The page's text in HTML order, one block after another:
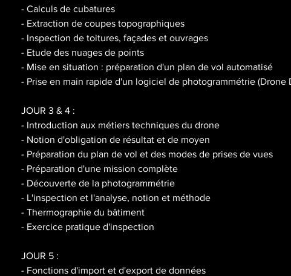
0
2
- Calculs de cubatures
- Extraction de coupes topographiques
- Inspection de toitures, façades et ouvrages
- Etude des nuages de points
- Mise en situation : préparation d'un plan de vol automatisé
- Prise en main rapide d'un logiciel de photogrammétrie (Drone
JOUR 3 & 4 :
- Introduction aux métiers techniques du drone
- Notion d'obligation de résultat et de moyen
- Préparation du plan de vol et des modes de prises de vues
- Préparation d'une mission complète
- Découverte de la photogrammétrie
- L'inspection et l'analyse, notion et méthode
- Thermographie du bâtiment
- Exercice pratique d'inspection
JOUR 5 :
- Fonctions d'import et d'export de données